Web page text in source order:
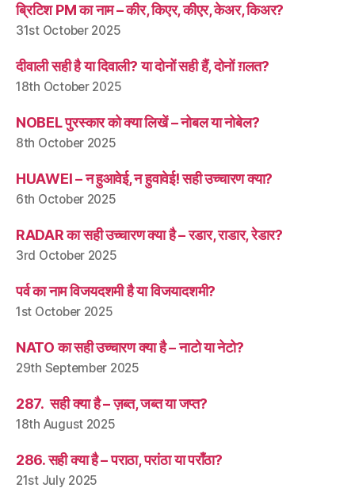
ब्रिटिश PM का नाम – कीर, किएर, कीएर, केअर, किअर?
31st October 2025
दीवाली सही है या दिवाली? या दोनों सही हैं, दोनों ग़लत?
18th October 2025
NOBEL पुरस्कार को क्या लिखें – नोबल या नोबेल?
8th October 2025
HUAWEI – न हुआवेई, न हुवावेई! सही उच्चारण क्या?
6th October 2025
RADAR का सही उच्चारण क्या है – रडार, राडार, रेडार?
3rd October 2025
पर्व का नाम विजयदशमी है या विजयादशमी?
1st October 2025
NATO का सही उच्चारण क्या है – नाटो या नेटो?
29th September 2025
287. सही क्या है – ज़ब्त, जब्त या जप्त?
18th August 2025
286. सही क्या है – पराठा, परांठा या पराँठा?
21st July 2025